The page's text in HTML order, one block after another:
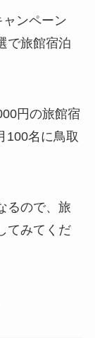
ンペーン
で旅館宿泊
円の旅館宿
100名に鳥取
るので、旅
てみてくだ